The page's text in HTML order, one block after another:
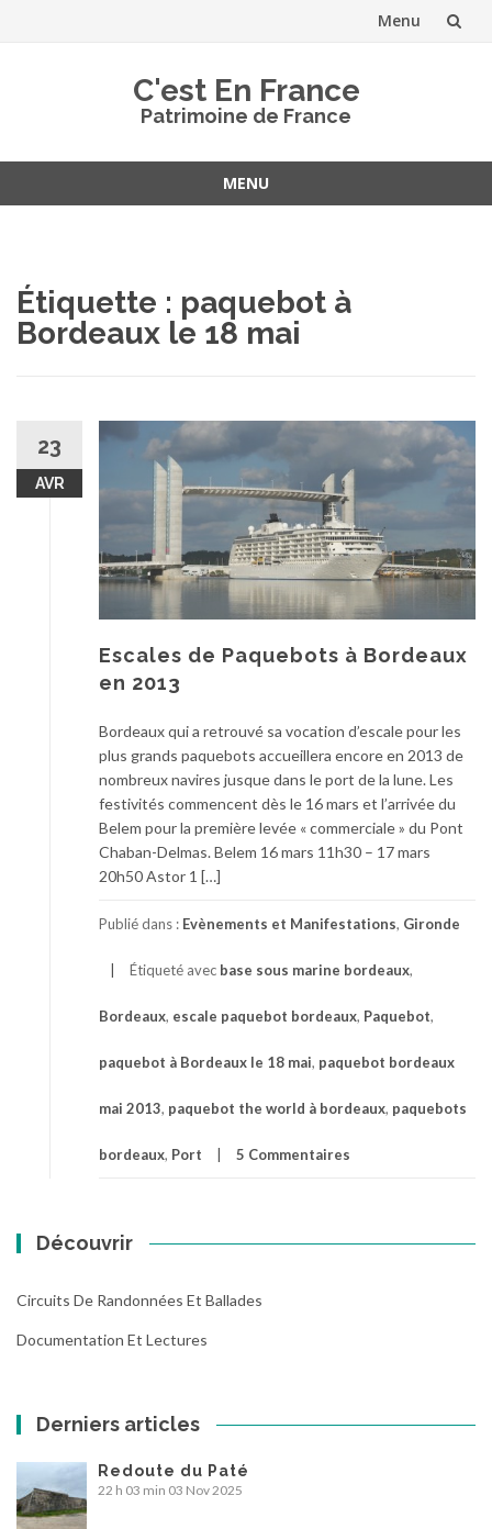
Menu
C'est En France
Patrimoine de France
MENU
Étiquette : paquebot à
Bordeaux le 18 mai
23
AVR
Escales de Paquebots à Bordeaux
en 2013
Bordeaux qui a retrouvé sa vocation d’escale pour les
plus grands paquebots accueillera encore en 2013 de
nombreux navires jusque dans le port de la lune. Les
festivités commencent dès le 16 mars et l’arrivée du
Belem pour la première levée « commerciale » du Pont
Chaban-Delmas. Belem 16 mars 11h30 – 17 mars
20h50 Astor 1 […]
Publié dans : Evènements et Manifestations, Gironde
Étiqueté avec base sous marine bordeaux,
Bordeaux, escale paquebot bordeaux, Paquebot,
paquebot à Bordeaux le 18 mai, paquebot bordeaux
mai 2013, paquebot the world à bordeaux, paquebots
bordeaux, Port 5 Commentaires
Découvrir
Circuits De Randonnées Et Ballades
Documentation Et Lectures
Derniers articles
Redoute du Paté
22 h 03 min 03 Nov 2025